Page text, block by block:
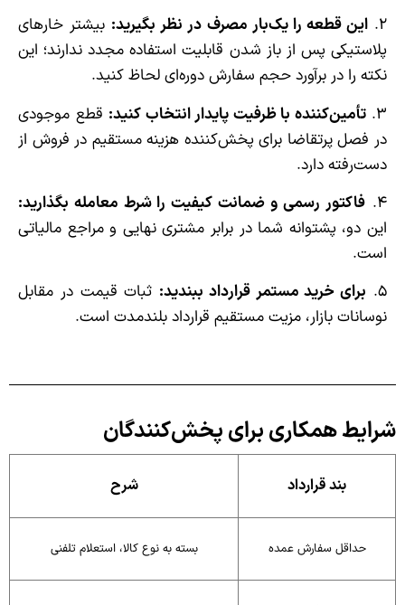
۲. این قطعه را یک‌بار مصرف در نظر بگیرید: بیشتر خارهای
پلاستیکی پس از باز شدن قابلیت استفاده مجدد ندارند؛ این
نکته را در برآورد حجم سفارش دوره‌ای لحاظ کنید.
۳. تأمین‌کننده با ظرفیت پایدار انتخاب کنید: قطع موجودی
در فصل پرتقاضا برای پخش‌کننده هزینه مستقیم در فروش از
دست‌رفته دارد.
۴. فاکتور رسمی و ضمانت کیفیت را شرط معامله بگذارید:
این دو، پشتوانه شما در برابر مشتری نهایی و مراجع مالیاتی
است.
۵. برای خرید مستمر قرارداد ببندید: ثبات قیمت در مقابل
نوسانات بازار، مزیت مستقیم قرارداد بلندمدت است.
شرایط همکاری برای پخش‌کنندگان
بند قرارداد شرح
حداقل سفارش عمده بسته به نوع کالا، استعلام تلفنی